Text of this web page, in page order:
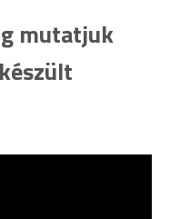
mutatjuk